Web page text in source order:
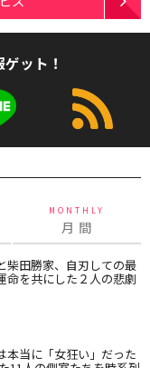
ット！
MONTHLY
月 間
柴田勝家、自刃しての最
を共にした２人の悲劇
本当に「女狂い」だった